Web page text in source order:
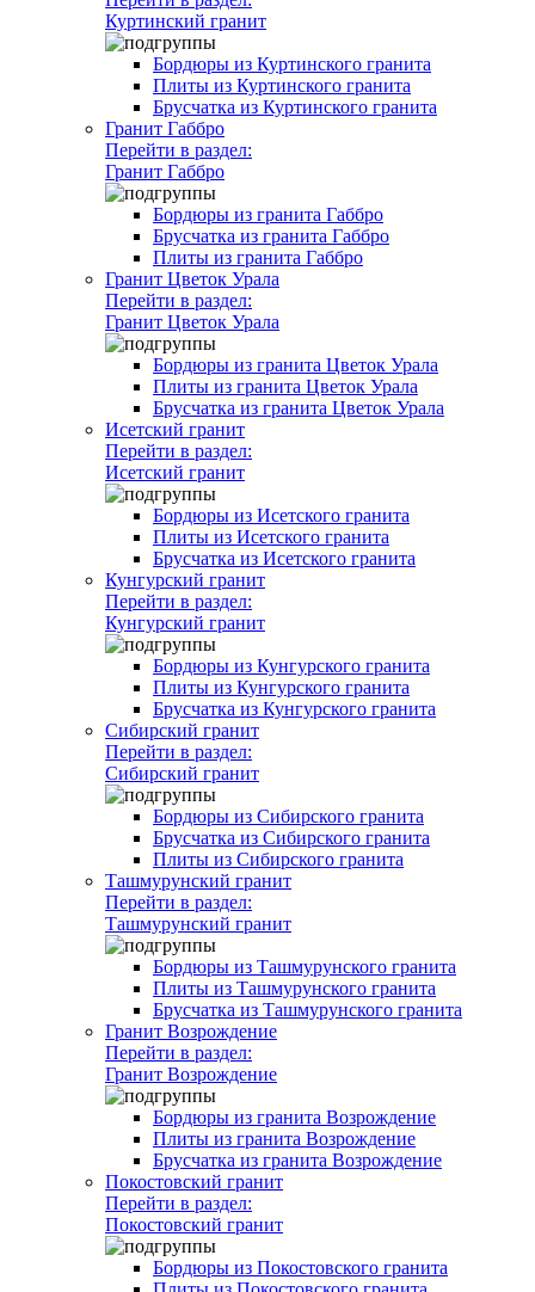
Куртинский гранит
Бордюры из Куртинского гранита
Плиты из Куртинского гранита
Брусчатка из Куртинского гранита
Гранит Габбро
Перейти в раздел:
Гранит Габбро
Бордюры из гранита Габбро
Брусчатка из гранита Габбро
Плиты из гранита Габбро
Гранит Цветок Урала
Перейти в раздел:
Гранит Цветок Урала
Бордюры из гранита Цветок Урала
Плиты из гранита Цветок Урала
Брусчатка из гранита Цветок Урала
Исетский гранит
Перейти в раздел:
Исетский гранит
Бордюры из Исетского гранита
Плиты из Исетского гранита
Брусчатка из Исетского гранита
Кунгурский гранит
Перейти в раздел:
Кунгурский гранит
Бордюры из Кунгурского гранита
Плиты из Кунгурского гранита
Брусчатка из Кунгурского гранита
Сибирский гранит
Перейти в раздел:
Сибирский гранит
Бордюры из Сибирского гранита
Брусчатка из Сибирского гранита
Плиты из Сибирского гранита
Ташмурунский гранит
Перейти в раздел:
Ташмурунский гранит
Бордюры из Ташмурунского гранита
Плиты из Ташмурунского гранита
Брусчатка из Ташмурунского гранита
Гранит Возрождение
Перейти в раздел:
Гранит Возрождение
Бордюры из гранита Возрождение
Плиты из гранита Возрождение
Брусчатка из гранита Возрождение
Покостовский гранит
Перейти в раздел:
Покостовский гранит
Бордюры из Покостовского гранита